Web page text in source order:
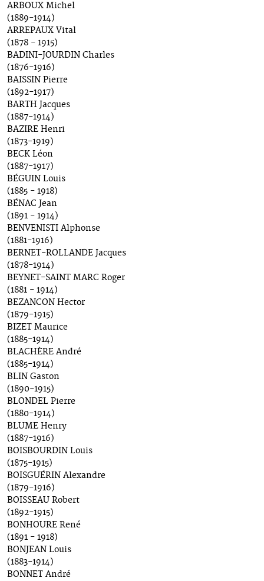
ARBOUX Michel
(1889-1914)
ARREPAUX Vital
(1878 - 1915)
BADINI-JOURDIN Charles
(1876-1916)
BAISSIN Pierre
(1892-1917)
BARTH Jacques
(1887-1914)
BAZIRE Henri
(1873-1919)
BECK Léon
(1887-1917)
BÉGUIN Louis
(1885 - 1918)
BÉNAC Jean
(1891 - 1914)
BENVENISTI Alphonse
(1881-1916)
BERNET-ROLLANDE Jacques
(1878-1914)
BEYNET-SAINT MARC Roger
(1881 - 1914)
BEZANCON Hector
(1879-1915)
BIZET Maurice
(1885-1914)
BLACHÈRE André
(1885-1914)
BLIN Gaston
(1890-1915)
BLONDEL Pierre
(1880-1914)
BLUME Henry
(1887-1916)
BOISBOURDIN Louis
(1875-1915)
BOISGUÉRIN Alexandre
(1879-1916)
BOISSEAU Robert
(1892-1915)
BONHOURE René
(1891 - 1918)
BONJEAN Louis
(1883-1914)
BONNET André